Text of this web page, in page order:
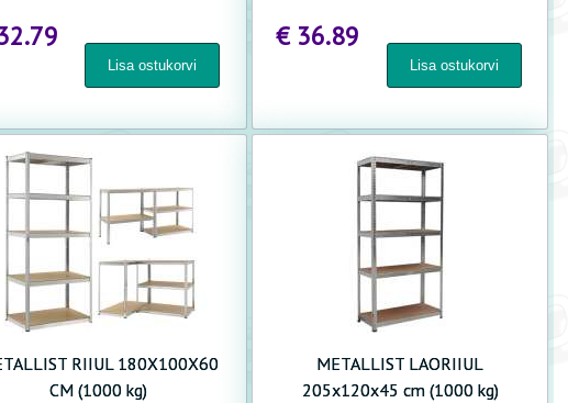
€ 36.89
RIIUL 180X100X60
CM (1000 kg)
METALLIST LAORIIUL
205x120x45 cm (1000 kg)